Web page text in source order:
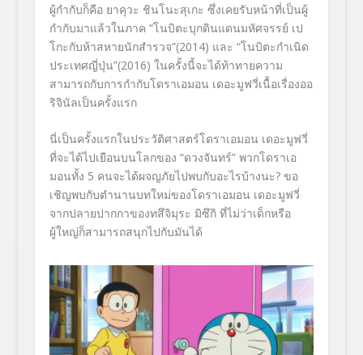
ผู้กำกับก็คือ ยาคุวะ ชินโนะสุเกะ ซึ่งเคยรับหน้าที่เป็นผู้
กำกับมาแล้วในภาค “โนบิตะบุกดินแดนมหัศจรรย์ เป
โกะกับห้าสหายนักสำรวจ”(2014) และ “โนบิตะกำเนิด
ประเทศญี่ปุ่น”(2016) ในครั้งนี้จะได้ท้าทายความ
สามารถกับการกำกับโดราเอมอน เดอะมูฟวี่เนื้อเรื่องออ
ริจินัลเป็นครั้งแรก
นี่เป็นครั้งแรกในประวัติศาสตร์โดราเอมอน เดอะมูฟวี่
ที่จะได้ไปเยือนบนโลกของ “ดวงจันทร์” พวกโดราเอ
มอนทั้ง 5 คนจะได้ผจญภัยไปพบกับอะไรบ้างนะ? ขอ
เชิญพบกับตำนานบทใหม่ของโดราเอมอน เดอะมูฟวี่
จากปลายปากกาของทสึจิมุระ มิซึกิ ที่ไม่ว่าเด็กหรือ
ผู้ใหญ่ก็สามารถสนุกไปกับมันได้